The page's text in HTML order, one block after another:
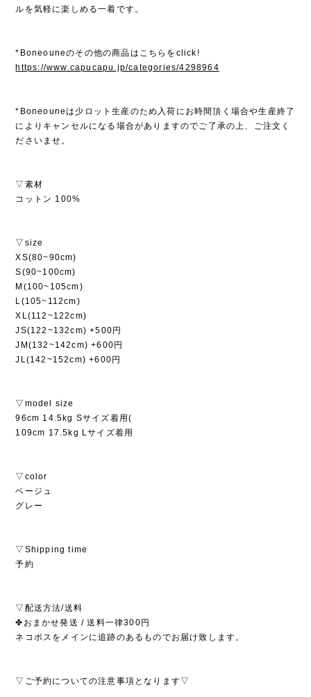
ルを気軽に楽しめる一着です。
*Boneouneのその他の商品はこちらをclick!
https://www.capucapu.jp/categories/4298964
*Boneouneは少ロット生産のため入荷にお時間頂く場合や生産終了
によりキャンセルになる場合がありますのでご了承の上、ご注文く
ださいませ。
▽素材
コットン 100%
▽size
XS(80~90cm)
S(90~100cm)
M(100~105cm)
L(105~112cm)
XL(112~122cm)
JS(122~132cm) +500円
JM(132~142cm) +600円
JL(142~152cm) +600円
▽model size
96cm 14.5kg Sサイズ着用(
109cm 17.5kg Lサイズ着用
▽color
ベージュ
グレー
▽Shipping time
予約
▽配送方法/送料
✤おまかせ発送 / 送料一律300円
ネコポスをメインに追跡のあるものでお届け致します。
▽ご予約についての注意事項となります▽